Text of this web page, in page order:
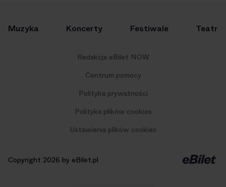
Muzyka Koncerty Festiwale Teatr
Redakcja eBilet NOW
Centrum pomocy
Polityka prywatności
Polityka plików cookies
Ustawienia plików cookies
Copyright 2026 by eBilet.pl